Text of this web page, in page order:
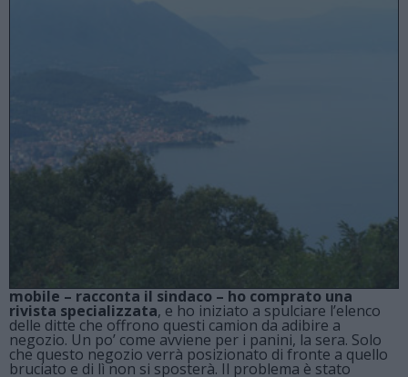
mobile – racconta il sindaco – ho comprato una
rivista specializzata, e ho iniziato a spulciare l’elenco
delle ditte che offrono questi camion da adibire a
negozio. Un po’ come avviene per i panini, la sera. Solo
che questo negozio verrà posizionato di fronte a quello
bruciato e di lì non si sposterà. Il problema è stato